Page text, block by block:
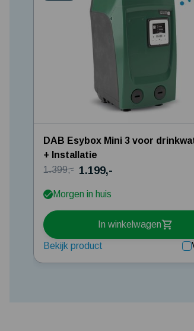
DAB Esybox Mini 3 voor
+ Installatie
1.399,- 1.199,-
Morgen in huis
In winkelwagen
Bekijk product